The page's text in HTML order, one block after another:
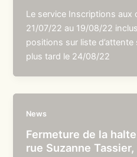
Le service Inscriptions aux
21/07/22 au 19/08/22
positions sur liste
plus tard le 24/08/22
News
Fermeture de la
rue Suzanne